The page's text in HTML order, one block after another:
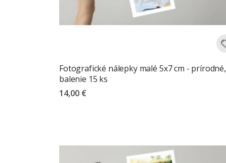
Fotografické nálepky malé 5x7 cm - prírodné,
balenie 15 ks
14,00 €